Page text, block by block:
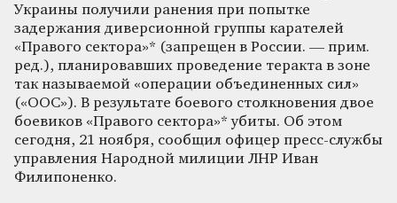
Украины получили ранения при попытке
задержания диверсионной группы карателей
«Правого сектора»* (запрещен в России. — прим.
ред.), планировавших проведение теракта в зоне
так называемой «операции объединенных сил»
(«ООС»). В результате боевого столкновения двое
боевиков «Правого сектора»* убиты. Об этом
сегодня, 21 ноября, сообщил офицер пресс-службы
управления Народной милиции ЛНР Иван
Филипоненко.